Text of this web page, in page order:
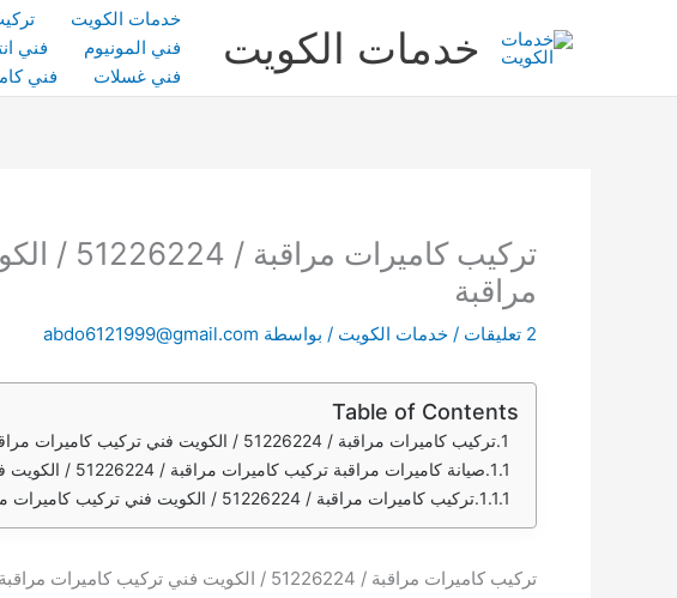
خدمات الكويت
خدمات الكويت
فني المونيوم
فني
فني غسلات
فني
تركيب
مراقبة
2 تعليقات / خدمات الكويت / بواسطة abdo6121999@gmail.com
Table of Contents
تركيب كاميرات مراقبة / 51226224 / الكويت فني تركيب كاميرات مراقبة
صيانة كاميرات مراقبة تركيب كاميرات مراقبة / 51226224 / الكويت فني تركيب كاميرات مراقبة
تركيب كاميرات مراقبة / 51226224 / الكويت فني تركيب كاميرات مراقبة
تركيب كاميرات مراقبة / 51226224 / الكويت فني تركيب كاميرات مراقبة